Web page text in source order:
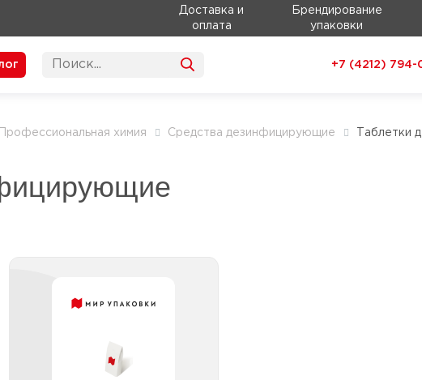
Доставка и
оплата
Брендирование
упаковки
+7 (4212) 794-
Профессиональная химия Средства дезинфицирующие Таблетки
дезинфицирующие с